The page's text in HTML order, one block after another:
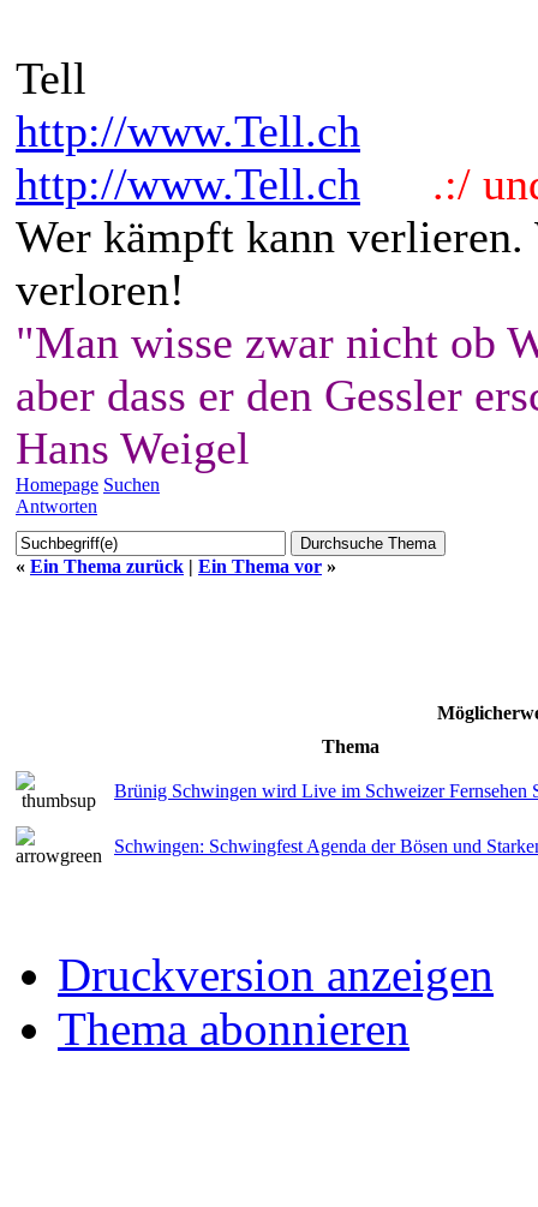
Tell
http://www.Tell.ch
http://www.Tell.ch
.:/
Wer kämpft kann
verloren!
"Man wisse zwar nicht ob
aber dass er den Gessler
Hans Weigel
Homepage Suchen
Antworten
« Ein Thema zurück | Ein Thema vor »
Thema
Brünig Schwingen wird Live im Schweizer Fernsehen
Schwingen: Schwingfest Agenda der Bösen und
Druckversion anzeigen
Thema abonnieren